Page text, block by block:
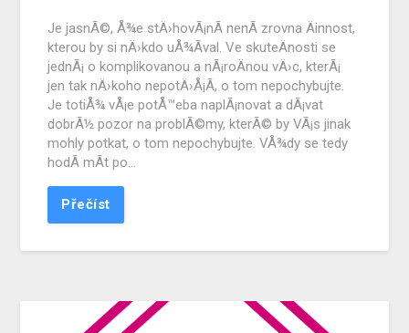
Je jasnÃ©, Å¾e stÄ›hovÃ¡nÃ­ nenÃ­ zrovna Äinnost,
kterou by si nÄ›kdo uÅ¾Ã­val. Ve skuteÄnosti se
jednÃ¡ o komplikovanou a nÃ¡roÄnou vÄ›c, kterÃ¡
jen tak nÄ›koho nepotÄ›Å¡Ã­, o tom nepochybujte.
Je totiÅ¾ vÅ¡e potÅ™eba naplÃ¡novat a dÃ¡vat
dobrÃ½ pozor na problÃ©my, kterÃ© by VÃ¡s jinak
mohly potkat, o tom nepochybujte. VÅ¾dy se tedy
hodÃ­ mÃ­t po…
Přečíst